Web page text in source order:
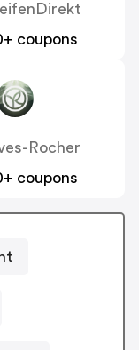
coupons
Rocher
coupons